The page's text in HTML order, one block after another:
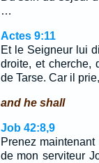
…
Actes 9:11
Et le Seigneur lui
droite, et cherche,
de Tarse. Car il prie,
and he shall
Job 42:8,9
Prenez
de mon serviteur